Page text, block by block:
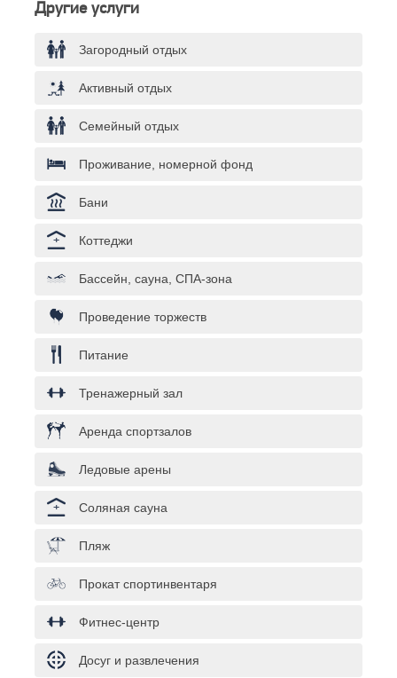
Другие услуги
Загородный отдых
Активный отдых
Семейный отдых
Проживание, номерной фонд
Бани
Коттеджи
Бассейн, сауна, СПА-зона
Проведение торжеств
Питание
Тренажерный зал
Аренда спортзалов
Ледовые арены
Соляная сауна
Пляж
Прокат спортинвентаря
Фитнес-центр
Досуг и развлечения